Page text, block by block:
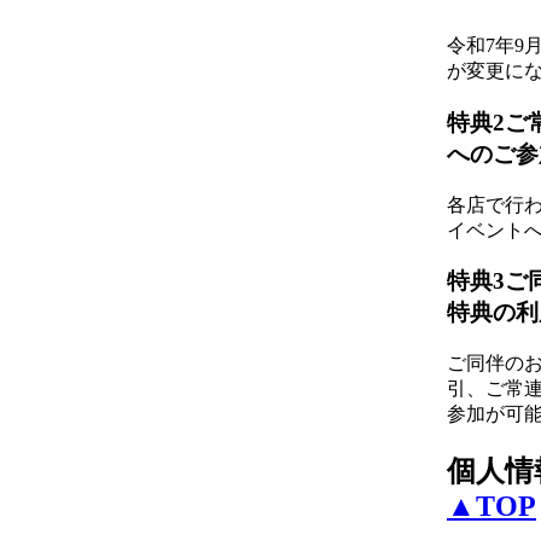
令和7年9
が変更に
特典2ご
へのご
各店で行
イベント
特典3ご
特典の
ご同伴の
引、ご常
参加が可
個人
▲TOP